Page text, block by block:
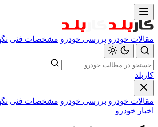
مقالات خودرو بررسی خودرو مشخصات فنی
کاربلد
مقالات خودرو بررسی خودرو مشخصات فنی
اخبار خودرو